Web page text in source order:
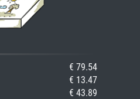
€ 79.54
€ 13.47
€ 43.89